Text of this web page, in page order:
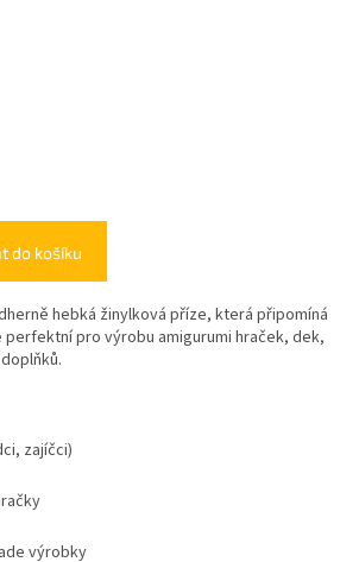
do košíku
hebká žinylková příze, která připomíná
pro výrobu amigurumi hraček, dek,
zajíčci)
výrobky